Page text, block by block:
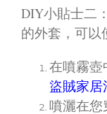
DIY小貼士二
的外套，可以
在噴霧壺
盜賊家居
噴灑在您